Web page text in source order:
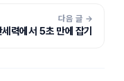
다음 글 →
력에서 5초 만에 잡기